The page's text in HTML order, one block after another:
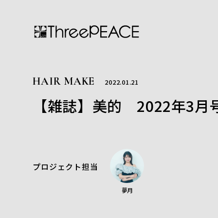
HAIR MAKE 2022.01.21
【雑誌】美的 2022年3
プロジェクト担当
夢月